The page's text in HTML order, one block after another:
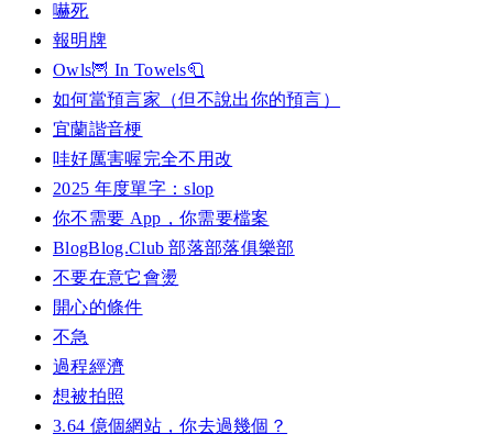
嚇死
報明牌
Owls🦉 In Towels🧻
如何當預言家（但不說出你的預言）
宜蘭諧音梗
哇好厲害喔完全不用改
2025 年度單字：slop
你不需要 App，你需要檔案
BlogBlog.Club 部落部落俱樂部
不要在意它會燙
開心的條件
不急
過程經濟
想被拍照
3.64 億個網站，你去過幾個？